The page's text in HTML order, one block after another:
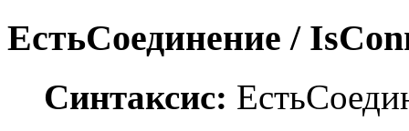
ЕстьСоединение /
Синтаксис: